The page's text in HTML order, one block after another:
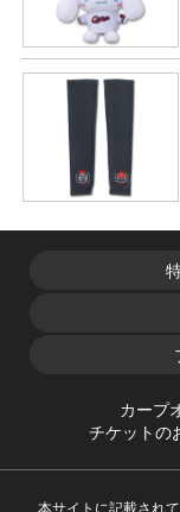
カープ
チケットの
本サイトに記載され